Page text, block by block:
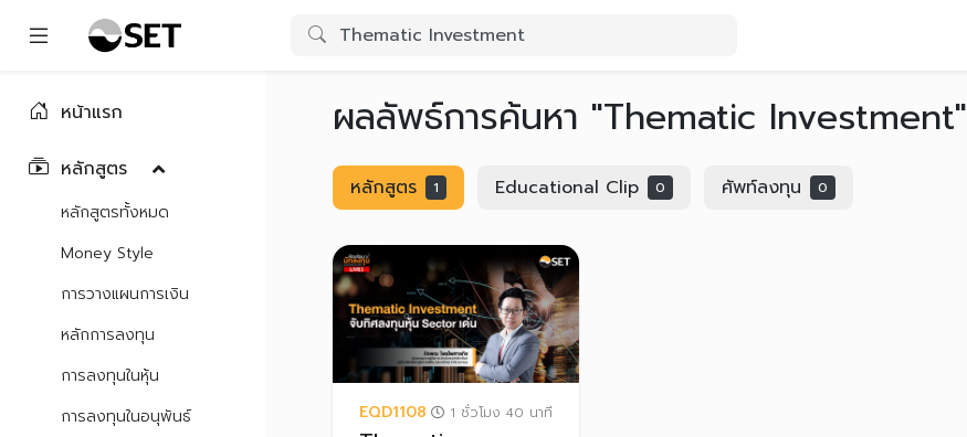
หน้าแรก
หลักสูตร
หลักสูตรทั้งหมด
Money Style
การวางแผนการเงิน
หลักการลงทุน
การลงทุนในหุ้น
การลงทุนในอนุพันธ์
ผลลัพธ์การค้นหา "Thematic Investment"
หลักสูตร 1 Educational Clip 0 ศัพท์ลงทุน 0
EQD1108 1 ชั่วโมง 40 นาที